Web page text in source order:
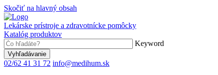
Skočiť na hlavný obsah
Lekárske prístroje a zdravotnícke pomôcky
Katalóg produktov
Keyword
02/62 41 31 72 info@medihum.sk